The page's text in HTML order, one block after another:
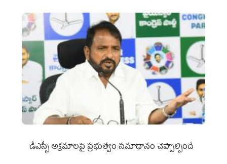
డీఎస్సీ అక్రమాలపై ప్రభుత్వం సమాధానం చెప్పాల్సిందే